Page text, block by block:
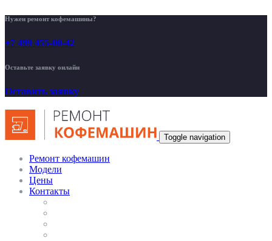
Нужен ремонт кофемашины?
+7 499 455-00-42
Оставьте заявку онлайн
Оставить заявку
Toggle navigation
Ремонт кофемашин
Модели
Цены
Контакты